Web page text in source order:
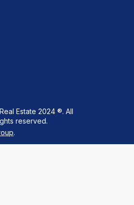
Estate 2024 ®. All
reserved.
.